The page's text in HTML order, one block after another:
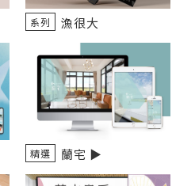
漁很大
系列
蘭宅 ▶️
精選